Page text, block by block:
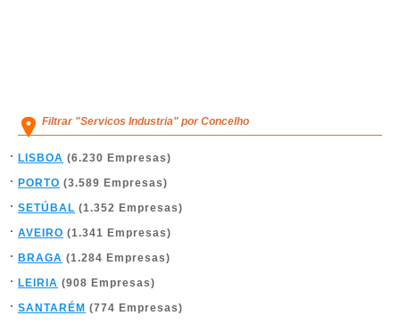
Filtrar "Servicos Industria" por Concelho
LISBOA (6.230 Empresas)
PORTO (3.589 Empresas)
SETÚBAL (1.352 Empresas)
AVEIRO (1.341 Empresas)
BRAGA (1.284 Empresas)
LEIRIA (908 Empresas)
SANTARÉM (774 Empresas)